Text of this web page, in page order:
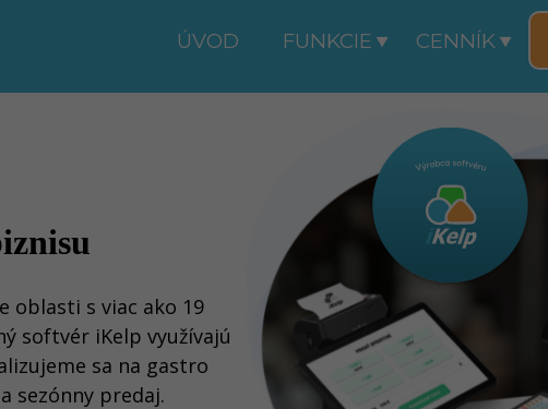
ÚVOD FUNKCIE CENNÍK
oblasti s viac ako 19
softvér iKelp využívajú
sa na gastro
sezónny predaj.